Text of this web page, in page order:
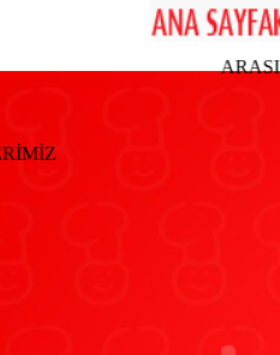
II.ULUSLARARASI